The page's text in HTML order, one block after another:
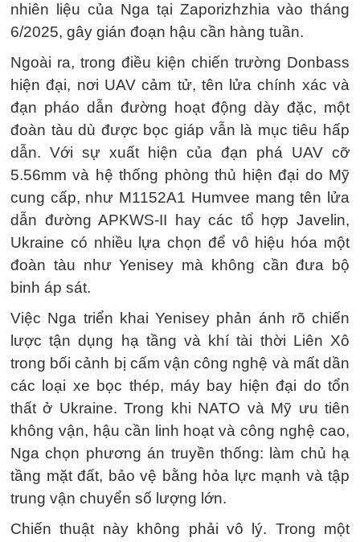
nhiên liệu của Nga tại Zaporizhzhia vào tháng
6/2025, gây gián đoạn hậu cần hàng tuần.
Ngoài ra, trong điều kiện chiến trường Donbass
hiện đại, nơi UAV cảm tử, tên lửa chính xác và
đạn pháo dẫn đường hoạt động dày đặc, một
đoàn tàu dù được bọc giáp vẫn là mục tiêu hấp
dẫn. Với sự xuất hiện của đạn phá UAV cỡ
5.56mm và hệ thống phòng thủ hiện đại do Mỹ
cung cấp, như M1152A1 Humvee mang tên lửa
dẫn đường APKWS-II hay các tổ hợp Javelin,
Ukraine có nhiều lựa chọn để vô hiệu hóa một
đoàn tàu như Yenisey mà không cần đưa bộ
binh áp sát.
Việc Nga triển khai Yenisey phản ánh rõ chiến
lược tận dụng hạ tầng và khí tài thời Liên Xô
trong bối cảnh bị cấm vận công nghệ và mất dần
các loại xe bọc thép, máy bay hiện đại do tổn
thất ở Ukraine. Trong khi NATO và Mỹ ưu tiên
không vận, hậu cần linh hoạt và công nghệ cao,
Nga chọn phương án truyền thống: làm chủ hạ
tầng mặt đất, bảo vệ bằng hỏa lực mạnh và tập
trung vận chuyển số lượng lớn.
Chiến thuật này không phải vô lý. Trong một